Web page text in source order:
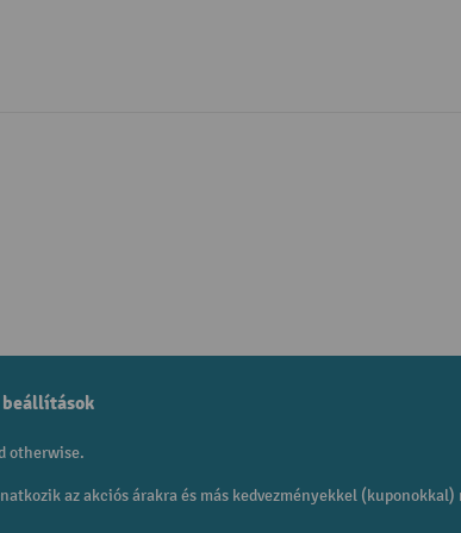
otherwise.
az akciós árakra és más kedvezményekkel (kuponokkal)